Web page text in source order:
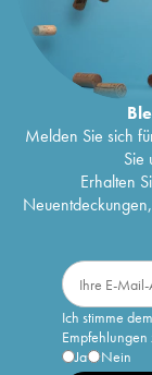
Melden Sie sich
Sie
Erhalten
Ich stimme
Ja
Nein